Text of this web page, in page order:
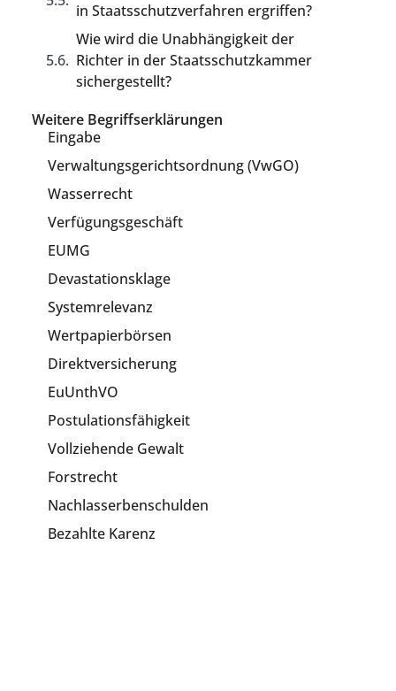
in Staatsschutzverfahren ergriffen?
Wie wird die Unabhängigkeit der
Richter in der Staatsschutzkammer
sichergestellt?
Weitere Begriffserklärungen
Eingabe
Verwaltungsgerichtsordnung (VwGO)
Wasserrecht
Verfügungsgeschäft
EUMG
Devastationsklage
Systemrelevanz
Wertpapierbörsen
Direktversicherung
EuUnthVO
Postulationsfähigkeit
Vollziehende Gewalt
Forstrecht
Nachlasserbenschulden
Bezahlte Karenz